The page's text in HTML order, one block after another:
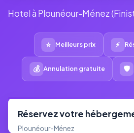
Hotel à Plounéour-Ménez
⭐ Meilleurs prix ⚡
💰 Annulation gratuite 🛡
Réservez votre
Plounéour-Ménez